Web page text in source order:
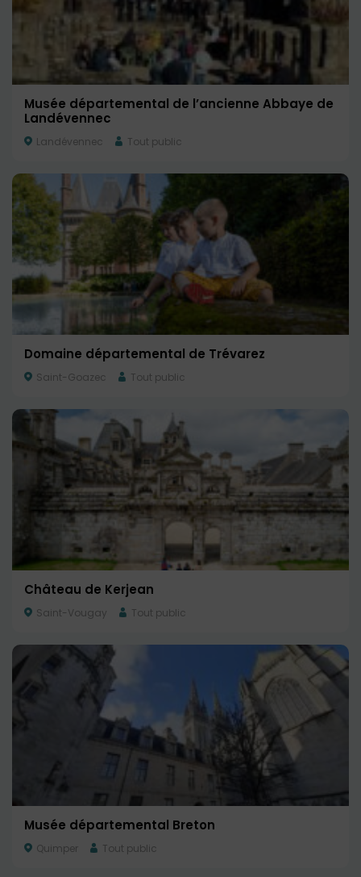
Musée départemental de l’ancienne Abbaye de
Landévennec
Landévennec Tout public
Domaine départemental de Trévarez
Saint-Goazec Tout public
Château de Kerjean
Saint-Vougay Tout public
Musée départemental Breton
Quimper Tout public